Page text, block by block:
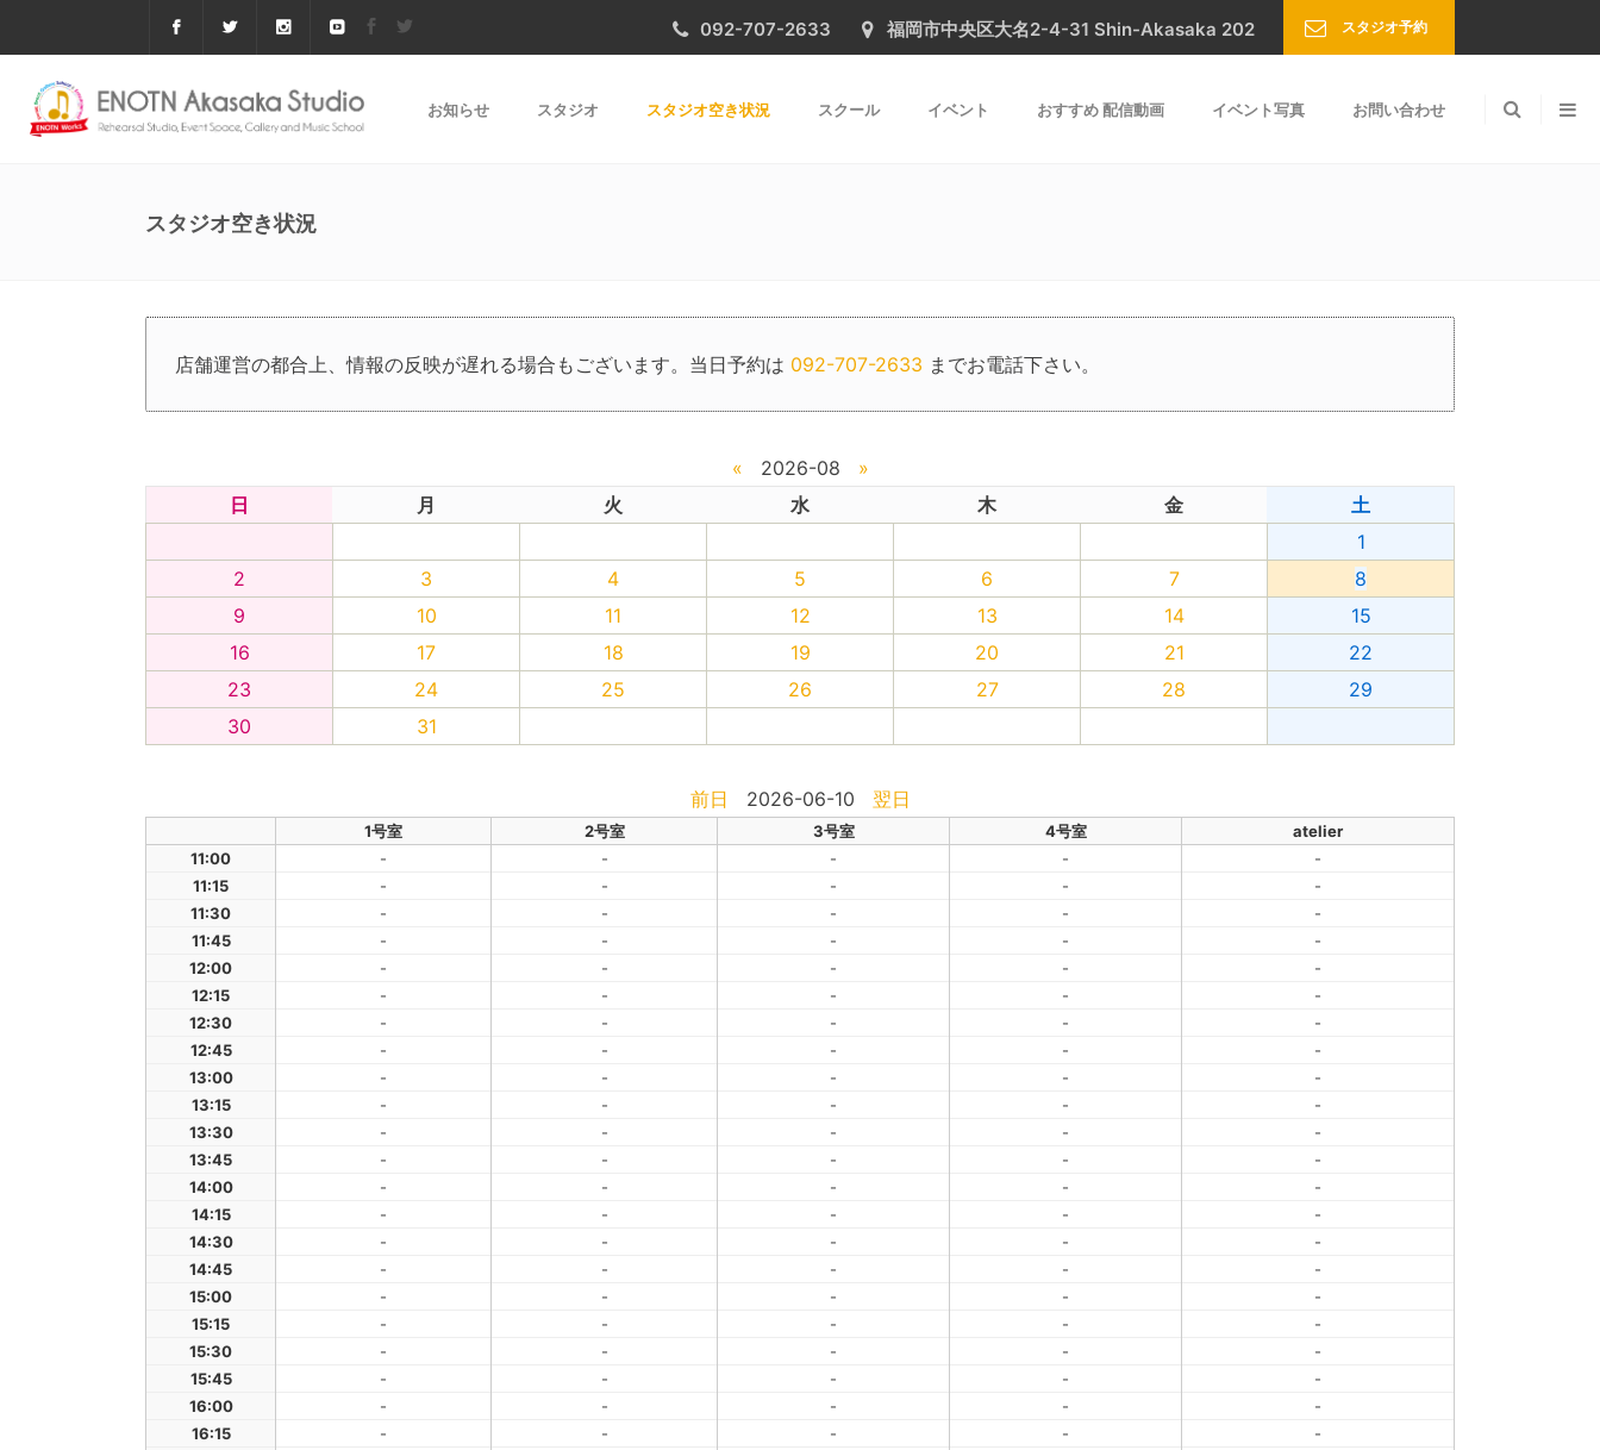
092-707-2633 福岡市中央区大名2-4-31 Shin-Akasaka 202 スタジオ予約
お知らせ スタジオ スタジオ空き状況 スクール イベント おすすめ 配信動画 イベント写真 お問い合わせ
スタジオ空き状況
店舗運営の都合上、情報の反映が遅れる場合もございます。当日予約は 092-707-2633 までお電話下さい。
« 2026-08
»
日
月 火 水 木 金
土
1
2
3 4 5 6 7
8
9
10 11 12 13 14
15
16
17 18 19 20 21
22
23
24 25 26 27 28
29
30
31
前日 2026-06-10 翌日
1号室 2号室 3号室 4号室
atelier
11:00
- - - -
-
11:15
- - - -
-
11:30
- - - -
-
11:45
- - - -
-
12:00
- - - -
-
12:15
- - - -
-
12:30
- - - -
-
12:45
- - - -
-
13:00
- - - -
-
13:15
- - - -
-
13:30
- - - -
-
13:45
- - - -
-
14:00
- - - -
-
14:15
- - - -
-
14:30
- - - -
-
14:45
- - - -
-
15:00
- - - -
-
15:15
- - - -
-
15:30
- - - -
-
15:45
- - - -
-
16:00
- - - -
-
16:15
- - - -
-